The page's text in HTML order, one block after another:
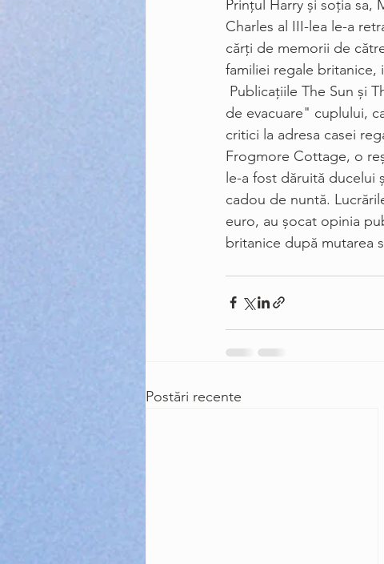
Prinţul Harry şi soţia sa,
Charles al III-lea le-a
cărţi de memorii de
familiei regale britanice,
de evacuare" cuplului,
critici la adresa casei
Frogmore Cottage, o
le-a fost dăruită ducelui
cadou de nuntă.
euro, au şocat opinia
britanice după mutarea
Postări recente